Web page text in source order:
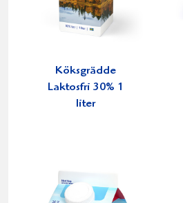
Köksgrädde
Laktosfri 30% 1
liter